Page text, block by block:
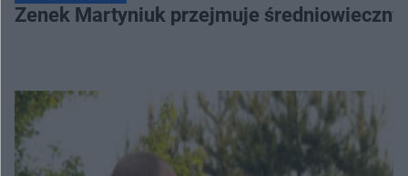
Zenek Martyniuk przejmuje